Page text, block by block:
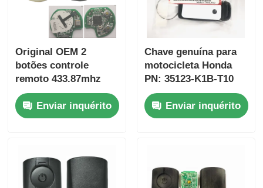
Original OEM 2
botões controle
remoto 433.87mhz
FSK para Su-zuki
Jim-ny 2005-2017
Sem chip 37182-A7
50pcs
Enviar inquérito
Chave genuína para
motocicleta Honda
PN: 35123-K1B-T10
chave remota de três
botões
FSK433.92MHz chip
Enviar inquérito